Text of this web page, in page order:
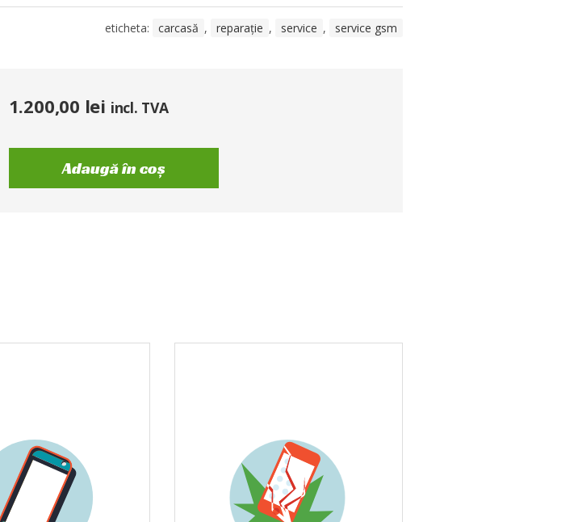
eticheta: carcasă , reparație , service , service gsm
1.200,00 lei incl. TVA
Adaugă în coș